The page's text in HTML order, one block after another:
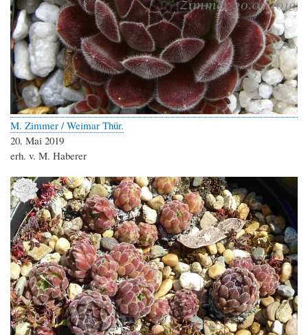
M. Zimmer / Weimar Thür.
20. Mai 2019
erh. v. M. Haberer